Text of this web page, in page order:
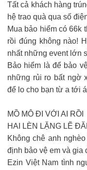
Tất cả khách hàng
hệ trao quà qua số
Mua bảo hiểm có 66k
rồi đúng không nào!
nhất những event lớn
Bảo hiểm là để bảo
những rủi ro bất ngờ
để lo cho bạn từ a tới
MỒ MÔ ĐI VỚI AI RỒI
HAI LÈN LẶNG LẼ
Không chê anh
định bảo vệ em và gia
Ezin Việt Nam tình